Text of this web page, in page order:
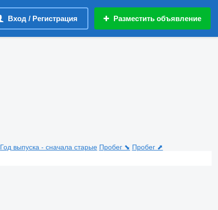
Вход / Регистрация Разместить объявление
Год выпуска - сначала старые Пробег ⬊ Пробег ⬈